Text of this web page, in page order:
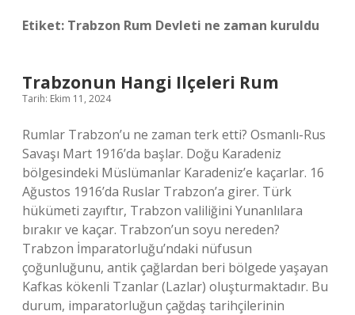
Etiket: Trabzon Rum Devleti ne zaman kuruldu
Trabzonun Hangi Ilçeleri Rum
Tarih: Ekim 11, 2024
Rumlar Trabzon’u ne zaman terk etti? Osmanlı-Rus
Savaşı Mart 1916’da başlar. Doğu Karadeniz
bölgesindeki Müslümanlar Karadeniz’e kaçarlar. 16
Ağustos 1916’da Ruslar Trabzon’a girer. Türk
hükümeti zayıftır, Trabzon valiliğini Yunanlılara
bırakır ve kaçar. Trabzon’un soyu nereden?
Trabzon İmparatorluğu’ndaki nüfusun
çoğunluğunu, antik çağlardan beri bölgede yaşayan
Kafkas kökenli Tzanlar (Lazlar) oluşturmaktadır. Bu
durum, imparatorluğun çağdaş tarihçilerinin